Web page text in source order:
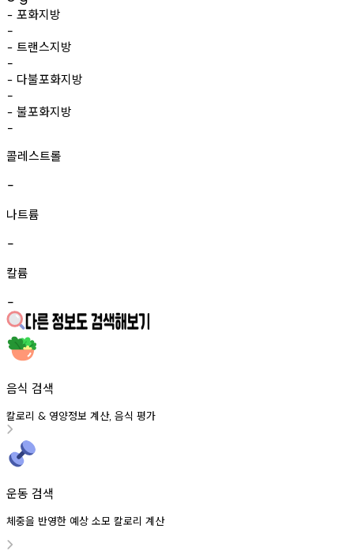
- 포화지방
-
- 트랜스지방
-
- 다불포화지방
-
- 불포화지방
-
콜레스트롤
-
나트륨
-
칼륨
-
음식 검색
칼로리 & 영양정보 계산, 음식 평가
운동 검색
체중을 반영한 예상 소모 칼로리 계산